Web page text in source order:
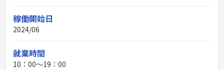
稼働開始日
2024/06
就業時間
10：00〜19：00